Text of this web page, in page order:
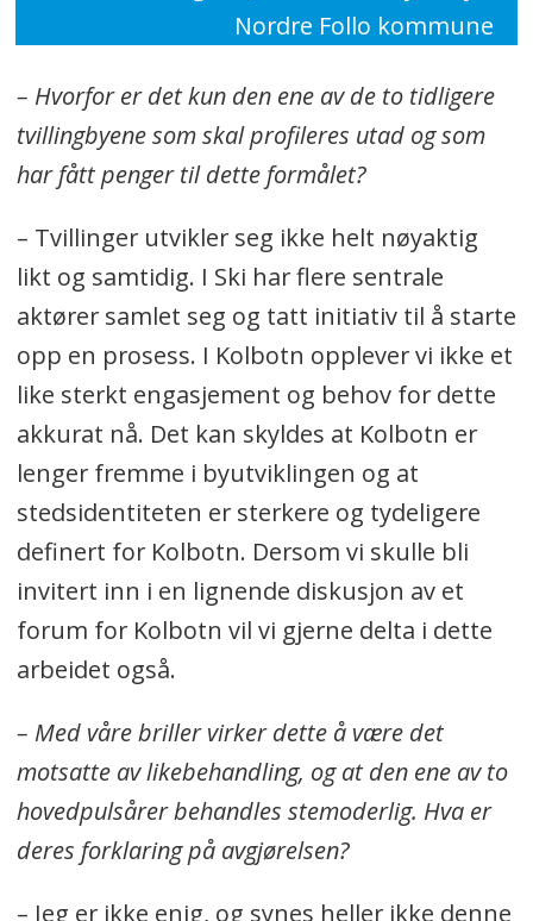
Nordre Follo kommune
– Hvorfor er det kun den ene av de to tidligere
tvillingbyene som skal profileres utad og som
har fått penger til dette formålet?
– Tvillinger utvikler seg ikke helt nøyaktig
likt og samtidig. I Ski har flere sentrale
aktører samlet seg og tatt initiativ til å starte
opp en prosess. I Kolbotn opplever vi ikke et
like sterkt engasjement og behov for dette
akkurat nå. Det kan skyldes at Kolbotn er
lenger fremme i byutviklingen og at
stedsidentiteten er sterkere og tydeligere
definert for Kolbotn. Dersom vi skulle bli
invitert inn i en lignende diskusjon av et
forum for Kolbotn vil vi gjerne delta i dette
arbeidet også.
– Med våre briller virker dette å være det
motsatte av likebehandling, og at den ene av to
hovedpulsårer behandles stemoderlig. Hva er
deres forklaring på avgjørelsen?
– Jeg er ikke enig, og synes heller ikke denne